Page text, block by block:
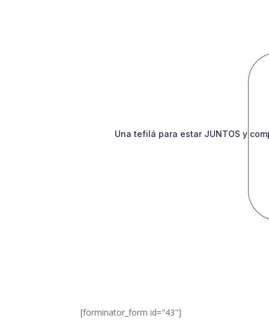
Una tefilá para estar JUNTOS y
[forminator_form id="43"]